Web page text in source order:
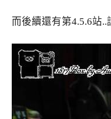
而後續還有第4.5.6站